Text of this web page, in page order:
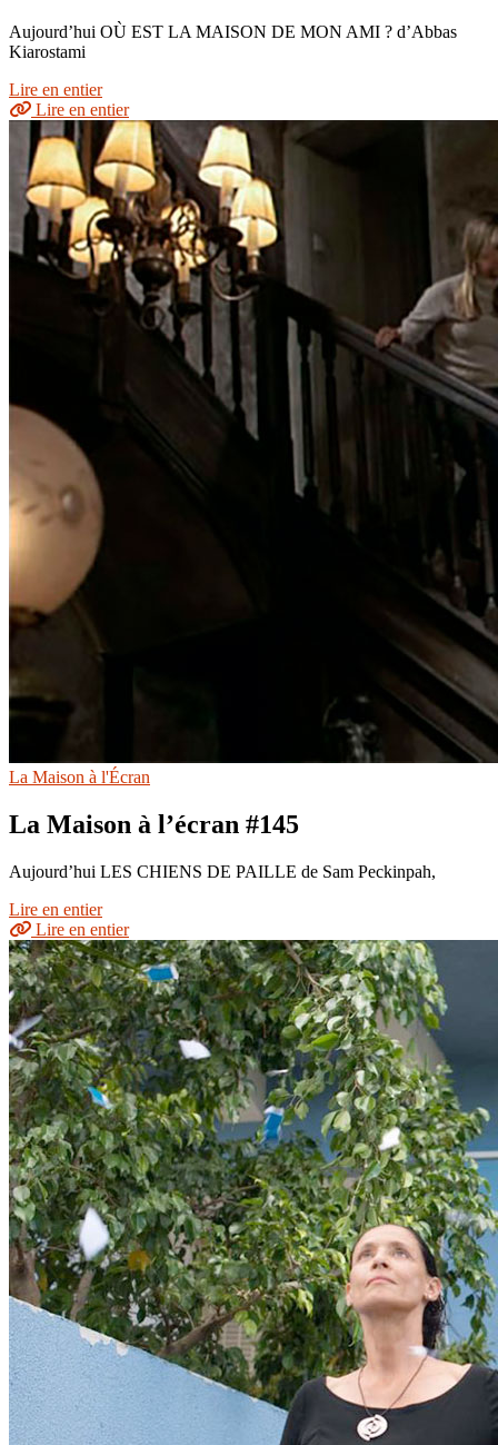
Aujourd’hui OÙ EST LA MAISON DE MON AMI ? d’Abbas
Kiarostami
Lire en entier
Lire en entier
La Maison à l'Écran
La Maison à l’écran #145
Aujourd’hui LES CHIENS DE PAILLE de Sam Peckinpah,
Lire en entier
Lire en entier